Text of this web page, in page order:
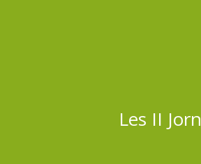
Les II